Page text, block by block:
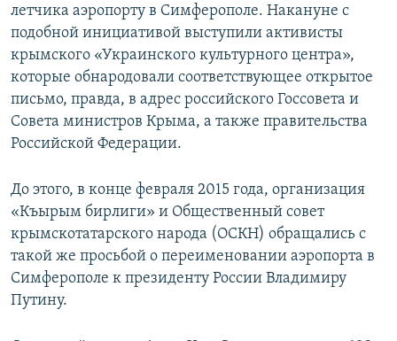
летчика аэропорту в Симферополе. Накануне с
подобной инициативой выступили активисты
крымского «Украинского культурного центра»,
которые обнародовали соответствующее открытое
письмо, правда, в адрес российского Госсовета и
Совета министров Крыма, а также правительства
Российской Федерации.
До этого, в конце февраля 2015 года, организация
«Къырым бирлиги» и Общественный совет
крымскотатарского народа (ОСКН) обращались с
такой же просьбой о переименовании аэропорта в
Симферополе к президенту России Владимиру
Путину.